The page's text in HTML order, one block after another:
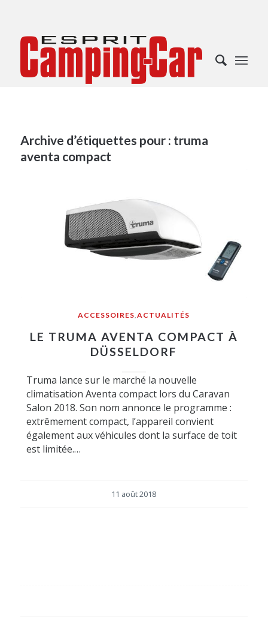
Archive d’étiquettes pour : truma
aventa compact
ACCESSOIRES ,ACTUALITÉS
LE TRUMA AVENTA COMPACT À
DÜSSELDORF
Truma lance sur le marché la nouvelle
climatisation Aventa compact lors du Caravan
Salon 2018. Son nom annonce le programme :
extrêmement compact, l’appareil convient
également aux véhicules dont la surface de toit
est limitée.…
11 août 2018